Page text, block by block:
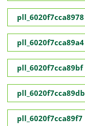
pll_6020f7cca8978
pll_6020f7cca89a4
pll_6020f7cca89bf
pll_6020f7cca89db
pll_6020f7cca89f7